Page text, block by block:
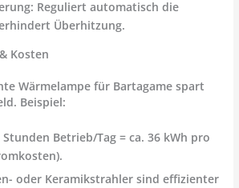
Reguliert automatisch die
Überhitzung.
Kosten
Wärmelampe für Bartagame spart
Beispiel:
Stunden Betrieb/Tag = ca. 36 kWh pro
oder Keramikstrahler sind effizienter